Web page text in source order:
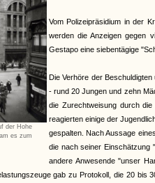
der Hohe
es zum
Vom Polizeipräsidium in der
werden die Anzeigen gegen
Gestapo eine siebentägige
Die Verhöre der
- rund 20 Jungen und zehn
die Zurechtweisung durch
reagierten einige der
gespalten. Nach Aussage
die nach seiner Einschätzung
andere Anwesende "unser
gab zu Protokoll, die 20 bis